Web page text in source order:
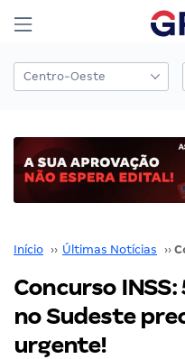
Início ›› Últimas Notícias ››
Concurso
no Sudeste
urgente!